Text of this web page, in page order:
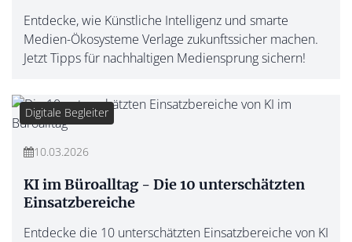
Entdecke, wie Künstliche Intelligenz und smarte
Medien-Ökosysteme Verlage zukunftssicher machen.
Jetzt Tipps für nachhaltigen Mediensprung sichern!
Digitale Begleiter
10.03.2026
KI im Büroalltag - Die 10 unterschätzten
Einsatzbereiche
Entdecke die 10 unterschätzten Einsatzbereiche von KI